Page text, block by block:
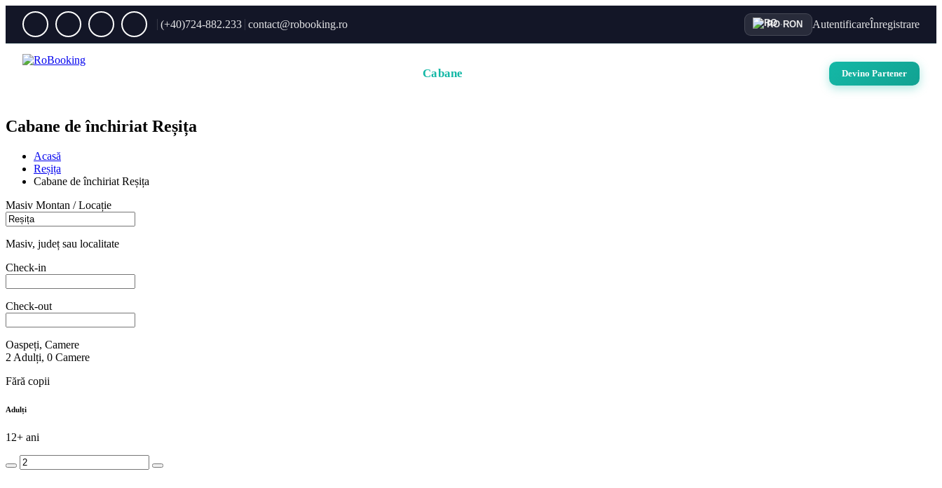
(+40)724-882.233 contact@robooking.ro RO· RON AutentificareÎnregistrare
Cabane Devino Partener
Cabane de închiriat Reșița
Acasă
Reșița
Cabane de închiriat Reșița
Masiv Montan / Locație
Masiv, județ sau localitate
Check-in
Check-out
Oaspeți, Camere
2 Adulți, 0 Camere
Fără copii
Adulți
12+ ani